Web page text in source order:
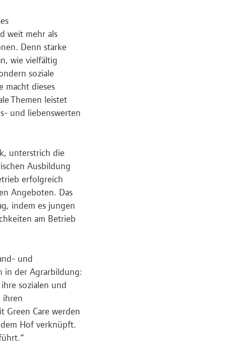
weit mehr als
Denn starke
wie vielfältig
soziale
macht dieses
Themen leistet
und liebenswerten
unterstrich die
Ausbildung
erfolgreich
Angeboten. Das
indem es jungen
am Betrieb
und
in der Agrarbildung:
sozialen und
ihren
Care werden
Hof verknüpft.